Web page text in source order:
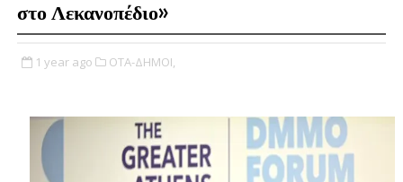
στο Λεκανοπέδιο»
1 year ago ΟΤΑ-ΔΗΜΟΙ,